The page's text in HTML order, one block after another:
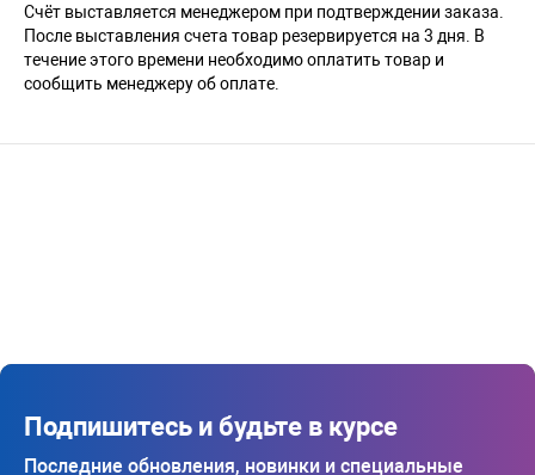
Счёт выставляется менеджером при подтверждении заказа.
После выставления счета товар резервируется на 3 дня. В
течение этого времени необходимо оплатить товар и
сообщить менеджеру об оплате.
Подпишитесь и будьте в курсе
Последние обновления, новинки и специальные